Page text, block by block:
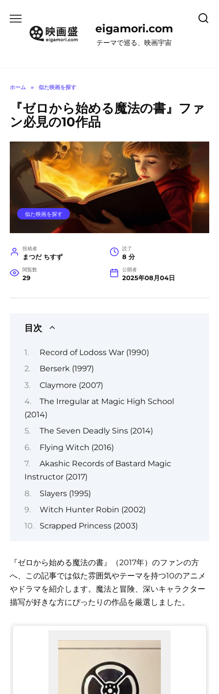
eigamori.com
テーマで巡る、映画宇宙
ホーム » 似た映画を探す
『ゼロから始める魔法の書』ファ
ン必見の10作品
似た映画を探す
投稿者
まつだ ちすず
読了
8 分
閲覧数
29
公開者
2025年08月04日
目次
Record of Lodoss War (1990)
Berserk (1997)
Claymore (2007)
The Irregular at Magic High School
(2014)
The Seven Deadly Sins (2014)
Flying Witch (2016)
Akashic Records of Bastard Magic
Instructor (2017)
Slayers (1995)
Witch Hunter Robin (2002)
Scrapped Princess (2003)
『ゼロから始める魔法の書』（2017年）のファンの方
へ、この記事では似た雰囲気やテーマを持つ10のアニメ
やドラマを紹介します。魔法と冒険、深いキャラクター
描写が好きな方にぴったりの作品を厳選しました。